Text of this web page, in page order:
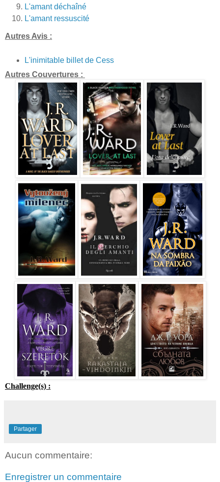
L'amant déchaîné
L'amant ressuscité
Autres Avis :
L'inimitable billet de Cess
Autres Couvertures :
Challenge(s) :
Partager
Aucun commentaire:
Enregistrer un commentaire